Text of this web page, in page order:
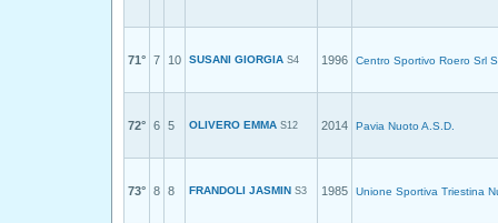
71° 7 10 SUSANI GIORGIA S4 1996 Centro Sportivo Roero Srl
72° 6 5 OLIVERO EMMA S12 2014 Pavia Nuoto A.S.D.
73° 8 8 FRANDOLI JASMIN S3 1985 Unione Sportiva Triestina